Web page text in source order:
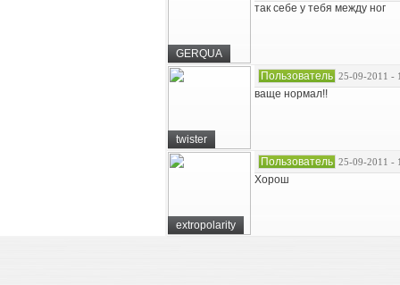
GERQUA
так себе у тебя между ног
twister
Пользователь 25-09-2011 -
ваще нормал!!
extropolarity
Пользователь 25-09-2011 -
Хорош